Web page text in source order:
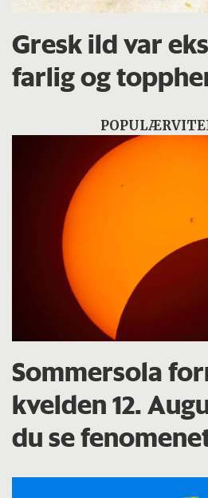
Gresk ild var
farlig og
Sommersola
kvelden 12.
du se